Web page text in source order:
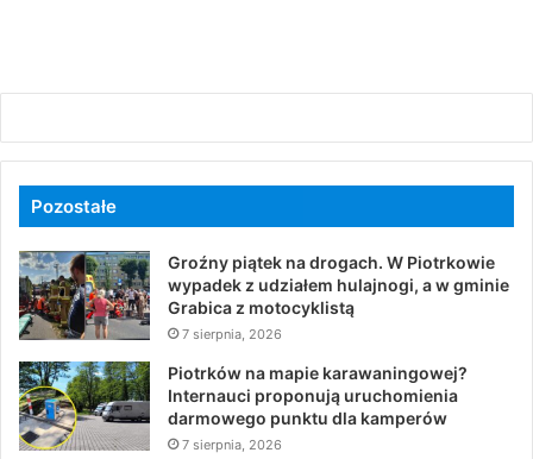
Pozostałe
Groźny piątek na drogach. W Piotrkowie
wypadek z udziałem hulajnogi, a w gminie
Grabica z motocyklistą
7 sierpnia, 2026
Piotrków na mapie karawaningowej?
Internauci proponują uruchomienia
darmowego punktu dla kamperów
7 sierpnia, 2026